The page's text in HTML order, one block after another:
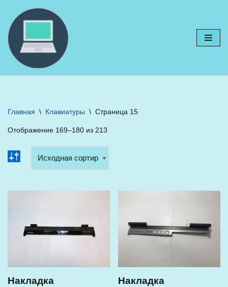
Перейти
к
содержимому
Главная \ Клавиатуры \ Страница 15
Отображение 169–180 из 213
Накладка
Накладка